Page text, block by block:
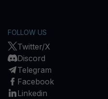
FOLLOW US
Twitter/X
Discord
Telegram
Facebook
Linkedin